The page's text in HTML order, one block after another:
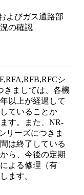
よびガス通路部
の確認
シ
きましては、各機
以上が経過して
ていることか
す。また、NR-
リーズにつきま
は終了している
ら、今後の定期
よる修理（有
ます。